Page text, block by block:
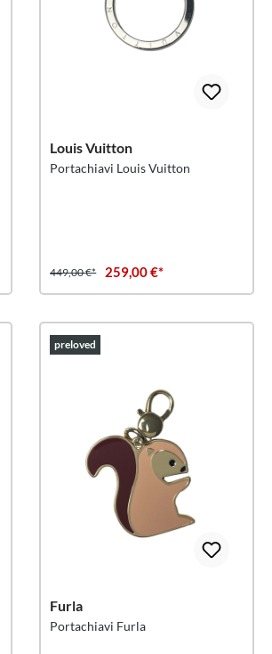
Louis Vuitton
Portachiavi Louis Vuitton
449,00 €* 259,00 €*
preloved
Furla
Portachiavi Furla